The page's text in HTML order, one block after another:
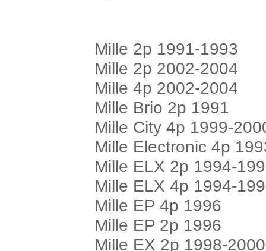
Mille 2p 1991-1993
Mille 2p 2002-2004
Mille 4p 2002-2004
Mille Brio 2p 1991
Mille City 4p 1999-
Mille Electronic 4p
Mille ELX 2p 1994-
Mille ELX 4p 1994-
Mille EP 4p 1996
Mille EP 2p 1996
Mille EX 2p 1998-2000